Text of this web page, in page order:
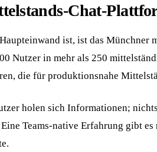
Chat-
ist, ist das
Nutzer in mehr als 250
die für produktionsnahe
holen sich Informationen;
Teams-native Erfahrung gibt